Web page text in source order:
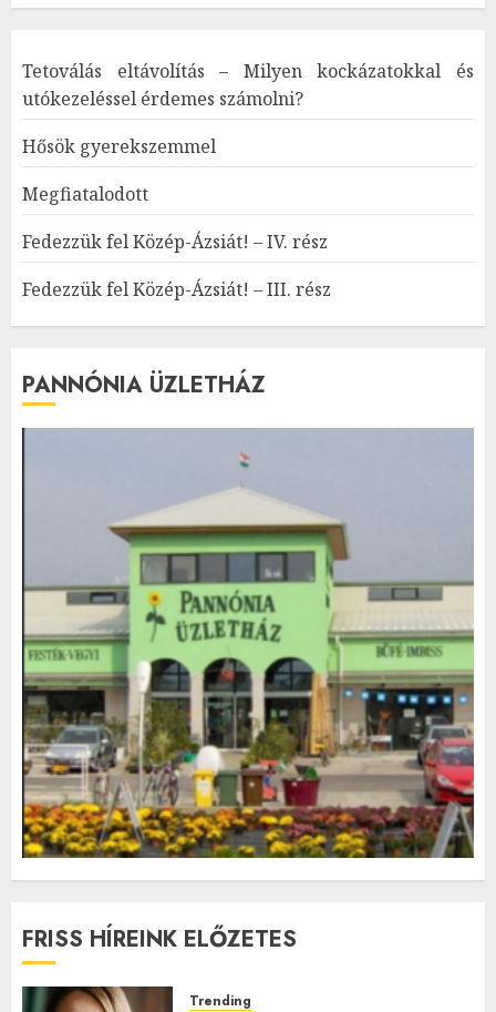
Tetoválás eltávolítás – Milyen kockázatokkal és
utókezeléssel érdemes számolni?
Hősök gyerekszemmel
Megfiatalodott
Fedezzük fel Közép-Ázsiát! – IV. rész
Fedezzük fel Közép-Ázsiát! – III. rész
PANNÓNIA ÜZLETHÁZ
FRISS HÍREINK ELŐZETES
Trending